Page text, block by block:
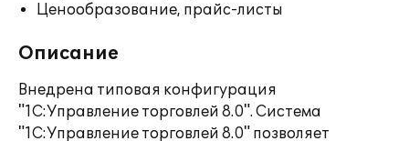
Ценообразование, прайс-листы
Описание
Внедрена типовая конфигурация
"1С:Управление торговлей 8.0". Система
"1С:Управление торговлей 8.0" позволяет